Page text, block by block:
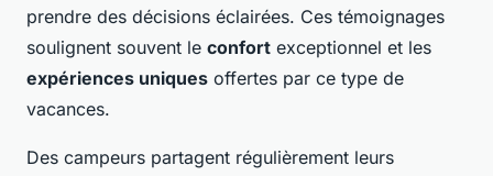
prendre des décisions éclairées. Ces témoignages
soulignent souvent le confort exceptionnel et les
expériences uniques offertes par ce type de
vacances.
Des campeurs partagent régulièrement leurs